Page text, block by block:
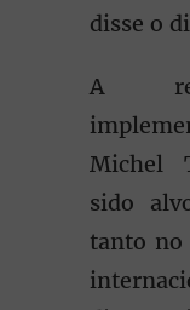
disse o
A
Michel
sido
tanto no